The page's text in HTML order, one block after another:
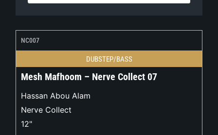
NC007
DUBSTEP/BASS
Mesh Mafhoom – Nerve Collect 07
Hassan Abou Alam
Nerve Collect
12"